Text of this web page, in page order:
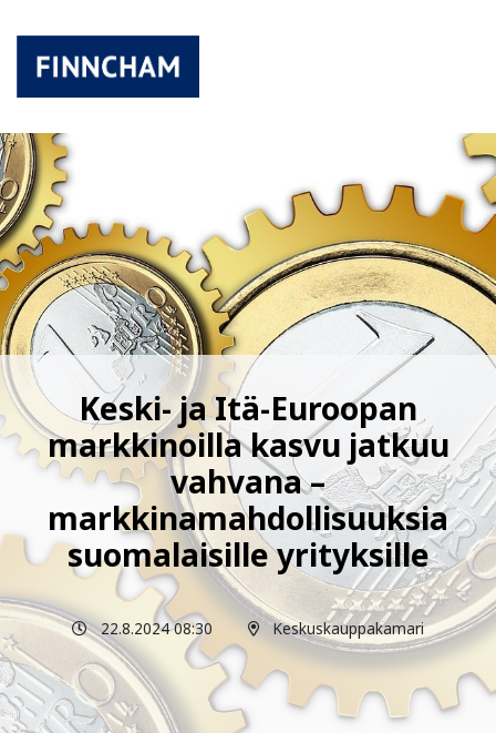
Keski- ja Itä-Euroopan
markkinoilla kasvu jatkuu
vahvana –
markkinamahdollisuuksia
suomalaisille yrityksille
22.8.2024 08:30 Keskuskauppakamari